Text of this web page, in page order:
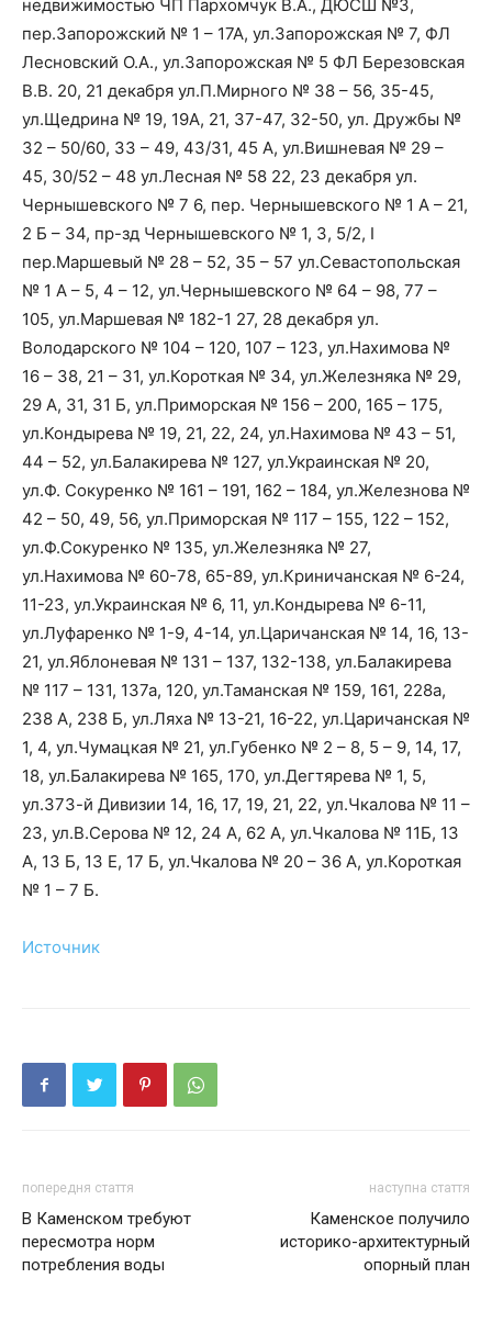
недвижимостью ЧП Пархомчук В.А., ДЮСШ №3,
пер.Запорожский № 1 – 17А, ул.Запорожская № 7, ФЛ
Лесновский О.А., ул.Запорожская № 5 ФЛ Березовская
В.В. 20, 21 декабря ул.П.Мирного № 38 – 56, 35-45,
ул.Щедрина № 19, 19А, 21, 37-47, 32-50, ул. Дружбы №
32 – 50/60, 33 – 49, 43/31, 45 А, ул.Вишневая № 29 –
45, 30/52 – 48 ул.Лесная № 58 22, 23 декабря ул.
Чернышевского № 7 6, пер. Чернышевского № 1 А – 21,
2 Б – 34, пр-зд Чернышевского № 1, 3, 5/2, I
пер.Маршевый № 28 – 52, 35 – 57 ул.Севастопольская
№ 1 А – 5, 4 – 12, ул.Чернышевского № 64 – 98, 77 –
105, ул.Маршевая № 182-1 27, 28 декабря ул.
Володарского № 104 – 120, 107 – 123, ул.Нахимова №
16 – 38, 21 – 31, ул.Короткая № 34, ул.Железняка № 29,
29 А, 31, 31 Б, ул.Приморская № 156 – 200, 165 – 175,
ул.Кондырева № 19, 21, 22, 24, ул.Нахимова № 43 – 51,
44 – 52, ул.Балакирева № 127, ул.Украинская № 20,
ул.Ф. Сокуренко № 161 – 191, 162 – 184, ул.Железнова №
42 – 50, 49, 56, ул.Приморская № 117 – 155, 122 – 152,
ул.Ф.Сокуренко № 135, ул.Железняка № 27,
ул.Нахимова № 60-78, 65-89, ул.Криничанская № 6-24,
11-23, ул.Украинская № 6, 11, ул.Кондырева № 6-11,
ул.Луфаренко № 1-9, 4-14, ул.Царичанская № 14, 16, 13-
21, ул.Яблоневая № 131 – 137, 132-138, ул.Балакирева
№ 117 – 131, 137а, 120, ул.Таманская № 159, 161, 228а,
238 А, 238 Б, ул.Ляха № 13-21, 16-22, ул.Царичанская №
1, 4, ул.Чумацкая № 21, ул.Губенко № 2 – 8, 5 – 9, 14, 17,
18, ул.Балакирева № 165, 170, ул.Дегтярева № 1, 5,
ул.373-й Дивизии 14, 16, 17, 19, 21, 22, ул.Чкалова № 11 –
23, ул.В.Серова № 12, 24 А, 62 А, ул.Чкалова № 11Б, 13
А, 13 Б, 13 Е, 17 Б, ул.Чкалова № 20 – 36 А, ул.Короткая
№ 1 – 7 Б.
Источник
попередня стаття
В Каменском требуют
пересмотра норм
потребления воды
наступна стаття
Каменское получило
историко-архитектурный
опорный план